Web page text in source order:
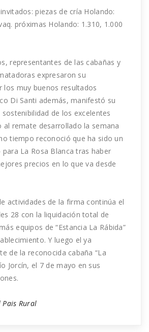
piezas de cría Holando:
próximas Holando: 1.310, 1.000
representantes de las cabañas y
expresaron su
los muy buenos resultados
Di Santi además, manifestó su
de los excelentes
al remate desarrollado la semana
tiempo reconoció que ha sido un
La Rosa Blanca tras haber
precios en lo que va desde
actividades de la firma continúa el
28 con la liquidación total de
equipos de “Estancia La Rábida”
Y luego el ya
de la reconocida cabaña “La
Jorcín, el 7 de mayo en sus
Rural